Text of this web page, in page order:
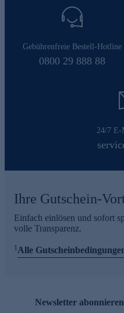
Gebührenfreie Bestell-Hotline
0800 29 888 88
24/7 E-
Ihre Gutschein-
Einfach einlösen und sofort
volle Transparenz.
1Alle
Newsletter